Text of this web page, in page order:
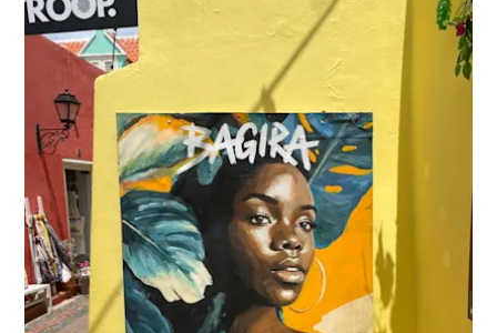
Actualizaciones
Buceo
Cultura
gastronomía
Familiar
Planifica
tu
viaje
The
Blue
Wave